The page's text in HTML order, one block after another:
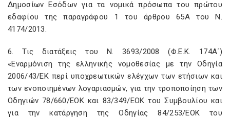
Δημοσίων Εσόδων για τα νομικά πρόσωπα του πρώτου
εδαφίου της παραγράφου 1 του άρθρου 65Α του Ν.
4174/2013.
6. Τις διατάξεις του Ν. 3693/2008 (Φ.Ε.Κ. 174Α΄)
«Εναρμόνιση της ελληνικής νομοθεσίας με την Οδηγία
2006/43/ΕΚ περί υποχρεωτικών ελέγχων των ετήσιων και
των ενοποιημένων λογαριασμών, για την τροποποίηση των
Οδηγιών 78/660/ΕΟΚ και 83/349/ΕΟΚ του Συμβουλίου και
για την κατάργηση της Οδηγίας 84/253/ΕΟΚ του